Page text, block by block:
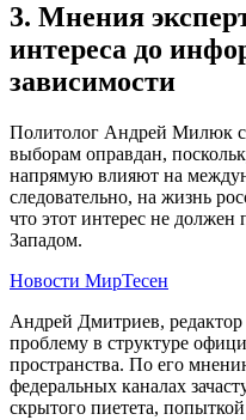
3. Мнения
интереса до
зависимости
Политолог Андрей Милюк
выборам оправдан,
напрямую влияют на
следовательно, на жизнь
что этот интерес не должен
Западом.
Новости МирТесен
Андрей Дмитриев,
проблему в структуре
пространства. По его
федеральных каналах
скрытого пиетета,